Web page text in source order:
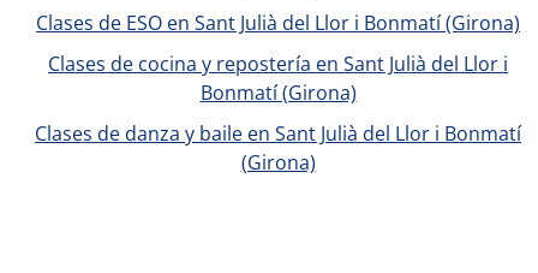
Clases de ESO en Sant Julià del Llor i Bonmatí (Girona)
Clases de cocina y repostería en Sant Julià del Llor i
Bonmatí (Girona)
Clases de danza y baile en Sant Julià del Llor i Bonmatí
(Girona)